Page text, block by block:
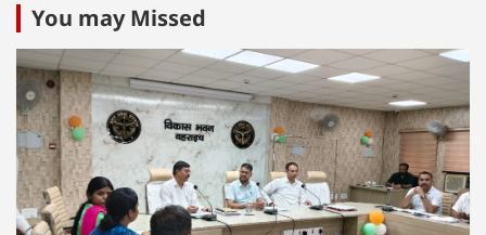
s
A
p
p
e
b
o
o
k
er e
dI
n
You may Missed